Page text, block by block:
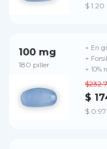
$
100 mg
180 piller
$
$
+ En
+
+ 10%